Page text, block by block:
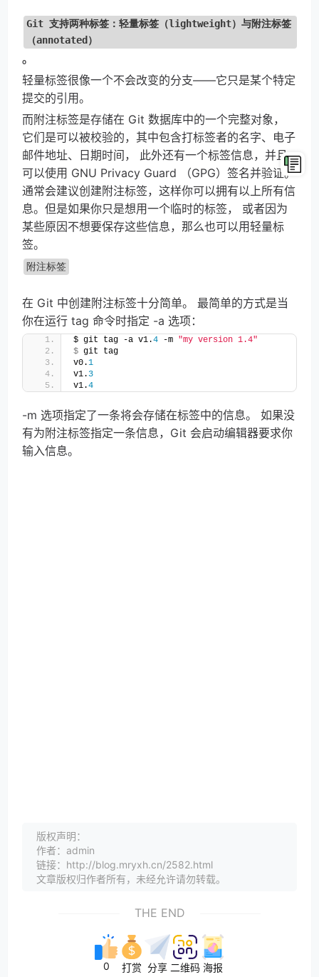
Git 支持两种标签：轻量标签（lightweight）与附注标签
（annotated）
。
轻量标签很像一个不会改变的分支——它只是某个特定
提交的引用。
而附注标签是存储在 Git 数据库中的一个完整对象，
它们是可以被校验的，其中包含打标签者的名字、电子
邮件地址、日期时间， 此外还有一个标签信息，并且
可以使用 GNU Privacy Guard （GPG）签名并验证。
通常会建议创建附注标签，这样你可以拥有以上所有信
息。但是如果你只是想用一个临时的标签， 或者因为
某些原因不想要保存这些信息，那么也可以用轻量标
签。
附注标签
在 Git 中创建附注标签十分简单。 最简单的方式是当
你在运行 tag 命令时指定 -a 选项：
$ git tag -a v1.4 -m "my version 1.4"
$ git tag
v0.1
v1. 3
v1.4
-m 选项指定了一条将会存储在标签中的信息。 如果没
有为附注标签指定一条信息，Git 会启动编辑器要求你
输入信息。
版权声明：
作者：admin
链接：http://blog.mryxh.cn/2582.html
文章版权归作者所有，未经允许请勿转载。
THE END
0 打赏 分享 二维码 海报